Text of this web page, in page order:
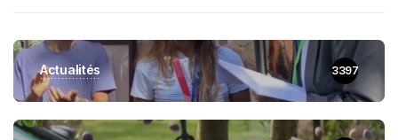
Actualités 3397